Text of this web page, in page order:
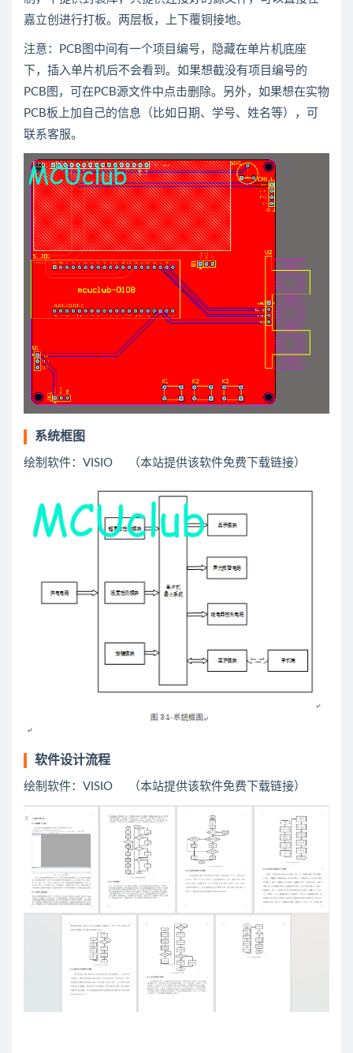
嘉立创进行打板。两层板，上下覆铜接地。
注意：PCB图中间有一个项目编号，隐藏在单片机底座
下，插入单片机后不会看到。如果想截没有项目编号的
PCB图，可在PCB源文件中点击删除。另外，如果想在实物
PCB板上加自己的信息（比如日期、学号、姓名等），可
联系客服。
系统框图
绘制软件：VISIO （本站提供该软件免费下载链接）
软件设计流程
绘制软件：VISIO （本站提供该软件免费下载链接）